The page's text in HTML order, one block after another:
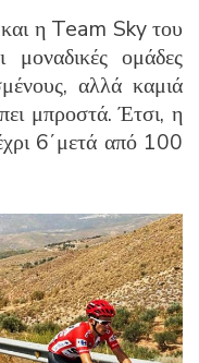
η Team Sky του
ομάδες
αλλά καμιά
μπροστά. Έτσι, η
6΄μετά από 100